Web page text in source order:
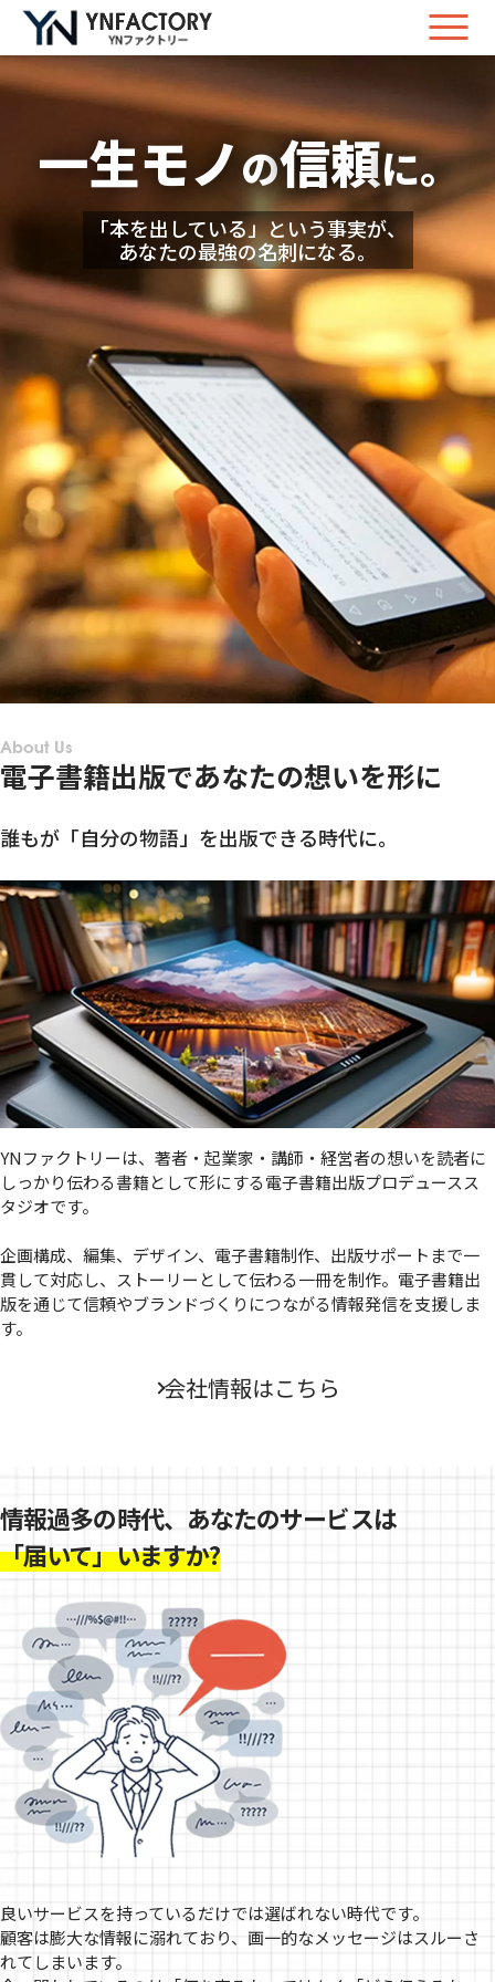
一生モノの信頼に。
「本を出している」という事実が、
あなたの最強の名刺になる。
About Us
電子書籍出版であなたの想いを形に
誰もが「自分の物語」を出版できる時代に。
YNファクトリーは、著者・起業家・講師・経営者の想いを読者に
しっかり伝わる書籍として形にする電子書籍出版プロデュースス
タジオです。
企画構成、編集、デザイン、電子書籍制作、出版サポートまで一
貫して対応し、ストーリーとして伝わる一冊を制作。電子書籍出
版を通じて信頼やブランドづくりにつながる情報発信を支援しま
す。
会社情報はこちら
情報過多の時代、あなたのサービスは
「届いて」いますか?
良いサービスを持っているだけでは選ばれない時代です。
顧客は膨大な情報に溺れており、画一的なメッセージはスルーさ
れてしまいます。